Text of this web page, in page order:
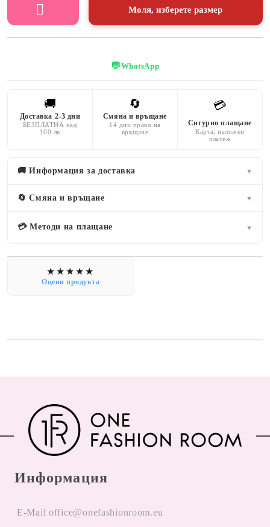
Моля, изберете размер
💬WhatsApp
🚚
Доставка 2-3 дни
БЕЗПЛАТНА над
100 лв
🔄
Смяна и връщане
14 дни право на
връщане
💳
Сигурно плащане
Карта, наложен
платеж
🚚 Информация за доставка ▼
🔄 Смяна и връщане ▼
💳 Методи на плащане ▼
Оцени продукта
Информация
E-Mail office@onefashionroom.eu